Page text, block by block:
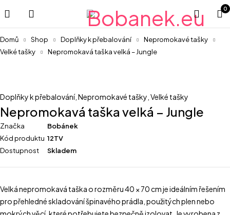
0
Domů Shop Doplňky k přebalování
Nepromokavé tašky
Velké tašky
Nepromokavá taška velká – Jungle
Doplňky k přebalování, Nepromokavé tašky Velké tašky
Nepromokavá taška velká – Jungle
Značka
Bobánek
Kód produktu 12TV
Dostupnost
Skladem
Velká nepromokavá taška o rozměru 40 × 70 cm je ideálním řešením
pro přehledné skladování špinavého prádla, použitých plen nebo